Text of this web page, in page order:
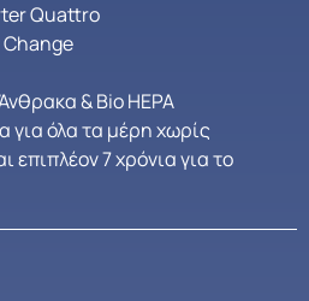
Quattro
Change
& Bio HEPA
για όλα τα μέρη χωρίς
επιπλέον 7 χρόνια για το